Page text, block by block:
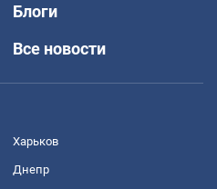
Блоги
Все новости
Харьков
Днепр